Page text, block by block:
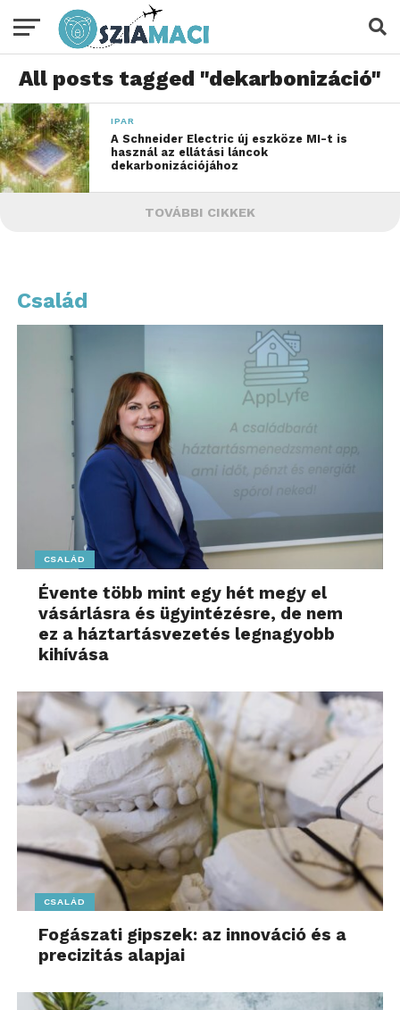
All posts tagged "dekarbonizáció"
IPAR
A Schneider Electric új eszköze MI-t is
használ az ellátási láncok
dekarbonizációjához
TOVÁBBI CIKKEK
Család
CSALÁD
Évente több mint egy hét megy el
vásárlásra és ügyintézésre, de nem
ez a háztartásvezetés legnagyobb
kihívása
CSALÁD
Fogászati gipszek: az innováció és a
precizitás alapjai